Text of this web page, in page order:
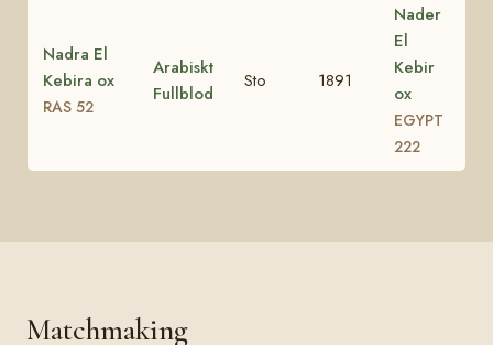
Nadra El
Kebira ox
RAS 52
Arabiskt
Fullblod
Sto 1891
Nader
El
Kebir
ox
EGYPT
222
Matchmaking